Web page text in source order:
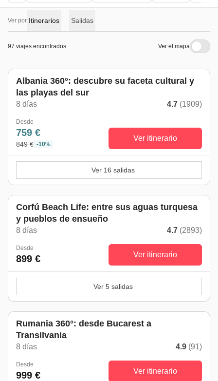
Ver por Itinerarios Salidas
97 viajes encontrados Ver el mapa
Albania 360°: descubre su faceta cultural y
las playas del sur
8 días 4.7 (1909)
Desde
759 €
849 € -10%
Ver itinerario
Ver 16 salidas
Corfú Beach Life: entre sus aguas turquesa
y pueblos de ensueño
8 días 4.7 (2893)
Desde
899 € Ver itinerario
Ver 5 salidas
Rumania 360°: desde Bucarest a
Transilvania
8 días 4.9 (91)
Desde
999 € Ver itinerario